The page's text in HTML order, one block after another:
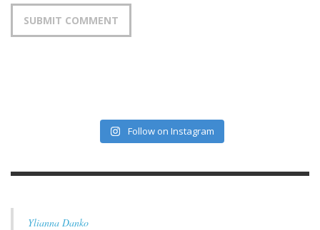
Follow on Instagram
Ylianna Danko